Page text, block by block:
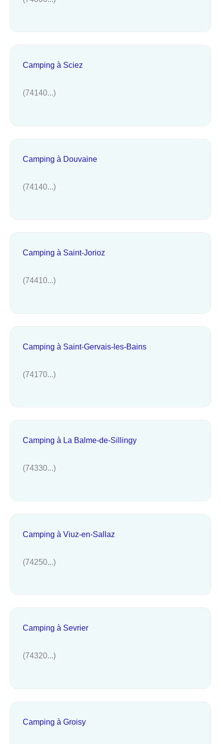
Camping à Sciez
(74140...)
Camping à Douvaine
(74140...)
Camping à Saint-Jorioz
(74410...)
Camping à Saint-Gervais-les-Bains
(74170...)
Camping à La Balme-de-Sillingy
(74330...)
Camping à Viuz-en-Sallaz
(74250...)
Camping à Sevrier
(74320...)
Camping à Groisy